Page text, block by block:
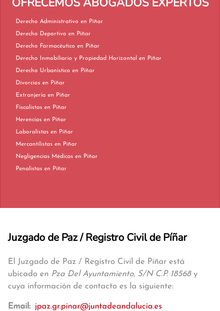
Derecho Administrativo en Píñar
Derecho Deportivo en Píñar
Derecho Farmacéutico en Píñar
Derecho Inmobiliario y Propiedad Horizontal en Píñar
Derecho Urbanístico en Píñar
Divorcios en Píñar
Extranjería en Píñar
Fiscalistas en Píñar
Herencias en Píñar
Laboralistas en Píñar
Mercantilistas en Píñar
Negligencias Médicas en Píñar
Penalistas en Píñar
Juzgado de Paz / Registro Civil de Píñar
El Juzgado de Paz / Registro Civil de Píñar está
ubicado en Pza Del Ayuntamiento, S/N C.P. 18568y
cuya información de contacto es la siguiente:
Email: jpaz.gr.pinar@juntadeandalucia.es